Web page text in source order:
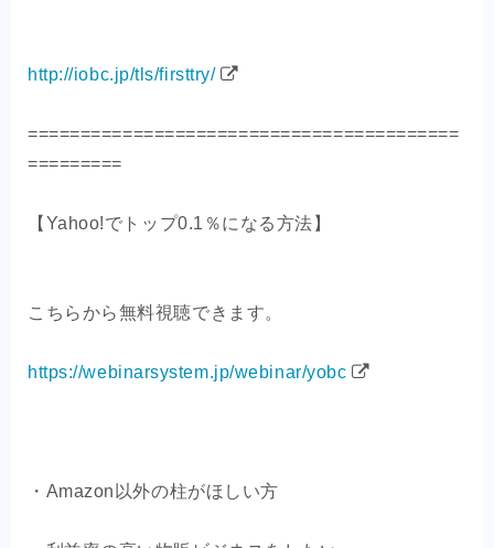
http://iobc.jp/tls/firsttry/
=========================================
=========
【Yahoo!でトップ0.1％になる方法】
こちらから無料視聴できます。
https://webinarsystem.jp/webinar/yobc
・Amazon以外の柱がほしい方